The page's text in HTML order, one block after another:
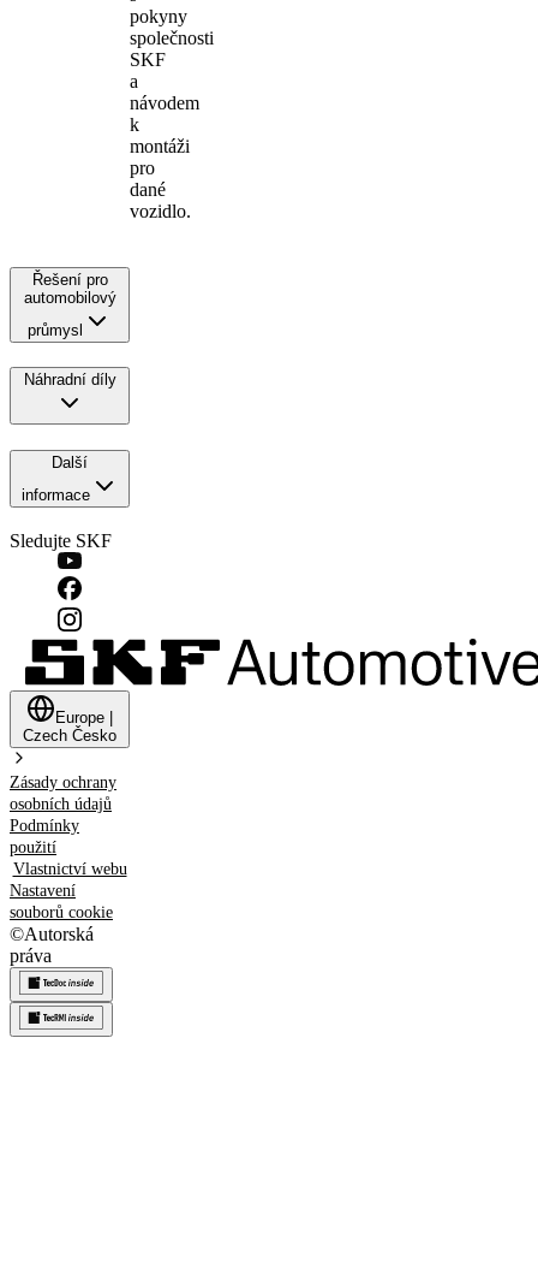
pokyny
společnosti
SKF
a
návodem
k
montáži
pro
dané
vozidlo.
Řešení pro
automobilový
průmysl
Náhradní díly
Další
informace
Sledujte SKF
Europe
Czech Česko
Zásady ochrany
osobních údajů
Podmínky
použití
Vlastnictví webu
Nastavení
souborů cookie
©Autorská
práva